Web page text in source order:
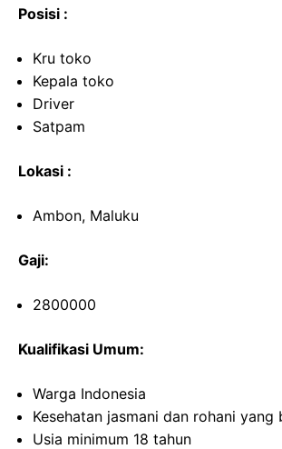
Posisi :
Kru toko
Kepala toko
Driver
Satpam
Lokasi :
Ambon, Maluku
Gaji:
2800000
Kualifikasi Umum:
Warga Indonesia
Kesehatan jasmani dan rohani yang
Usia minimum 18 tahun